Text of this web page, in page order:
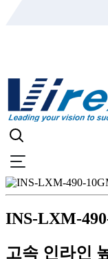
INS-LXM-
고속 인라인